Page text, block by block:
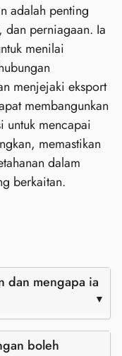
adalah penting
perniagaan. Ia
menilai
menjejaki eksport
membangunkan
untuk mencapai
memastikan
dalam
berkaitan.
dan mengapa ia
boleh